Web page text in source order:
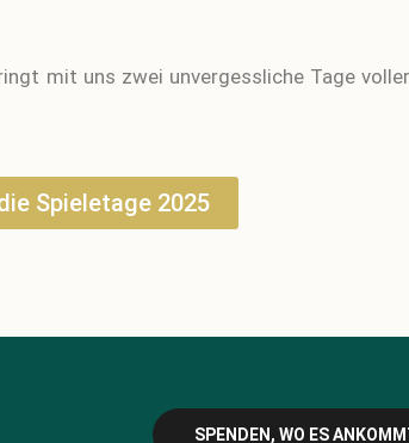
mit uns zwei unvergessliche Tage
Spieletage 2025
SPENDEN, WO ES